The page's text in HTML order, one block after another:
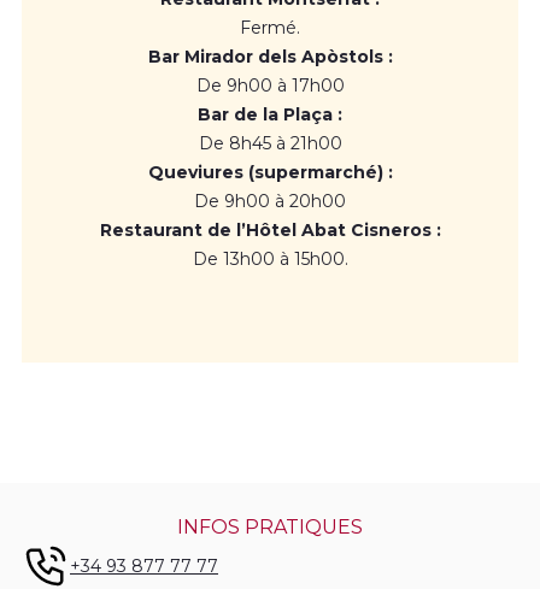
Fermé.
Bar Mirador dels Apòstols :
De 9h00 à 17h00
Bar de la Plaça :
De 8h45 à 21h00
Queviures (supermarché) :
De 9h00 à 20h00
Restaurant de l’Hôtel Abat Cisneros :
De 13h00 à 15h00.
INFOS PRATIQUES
+34 93 877 77 77